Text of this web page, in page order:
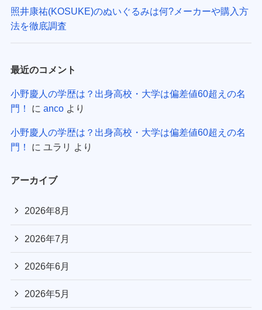
照井康祐(KOSUKE)のぬいぐるみは何?メーカーや購入方
法を徹底調査
最近のコメント
小野慶人の学歴は？出身高校・大学は偏差値60超えの名
門！
に ancoより
小野慶人の学歴は？出身高校・大学は偏差値60超えの名
門！
に ユラリ より
アーカイブ
2026年8月
2026年7月
2026年6月
2026年5月